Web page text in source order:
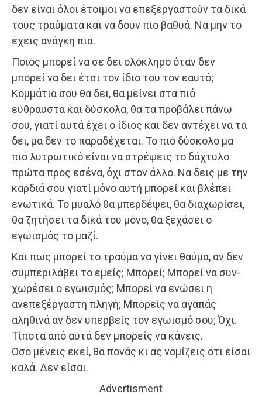
δεν είναι όλοι έτοιμοι να επεξεργαστούν τα δικά
τους τραύματα και να δουν πιό βαθυά. Να μην το
έχεις ανάγκη πια.
Ποιός μπορεί να σε δει ολόκληρο όταν δεν
μπορεί να δει έτσι τον ίδιο του τον εαυτό;
Κομμάτια σου θα δει, θα μείνει στα πιό
εύθραυστα και δύσκολα, θα τα προβάλει πάνω
σου, γιατί αυτά έχει ο ίδιος και δεν αντέχει να τα
δει, μα δεν το παραδέχεται. Το πιό δύσκολο μα
πιό λυτρωτικό είναι να στρέψεις το δάχτυλο
πρώτα προς εσένα, όχι στον άλλο. Να δεις με την
καρδιά σου γιατί μόνο αυτή μπορεί και βλέπει
ενωτικά. Το μυαλό θα μπερδέψει, θα διαχωρίσει,
θα ζητήσει τα δικά του μόνο, θα ξεχάσει ο
εγωισμός το μαζί.
Και πως μπορεί το τραύμα να γίνει θαύμα, αν δεν
συμπεριλάβει το εμείς; Μπορεί; Μπορεί να συν-
χωρέσει ο εγωισμός; Μπορεί να ενώσει η
ανεπεξέργαστη πληγή; Μπορείς να αγαπάς
αληθινά αν δεν υπερβείς τον εγωισμό σου; Όχι.
Τίποτα από αυτά δεν μπορείς να κάνεις.
Οσο μένεις εκεί, θα πονάς κι ας νομίζεις ότι είσαι
καλά. Δεν είσαι.
Advertisment